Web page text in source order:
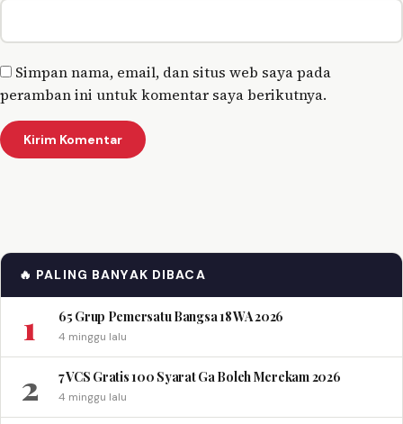
Simpan nama, email, dan situs web saya pada
peramban ini untuk komentar saya berikutnya.
🔥 PALING BANYAK DIBACA
1 65 Grup Pemersatu Bangsa 18 WA 2026
4 minggu lalu
2 7 VCS Gratis 100 Syarat Ga Boleh Merekam 2026
4 minggu lalu